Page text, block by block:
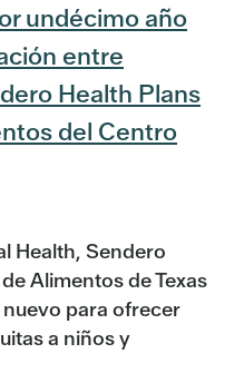
undécimo año
entre
Health Plans
del Centro
Health, Sendero
Alimentos de Texas
para ofrecer
a niños y